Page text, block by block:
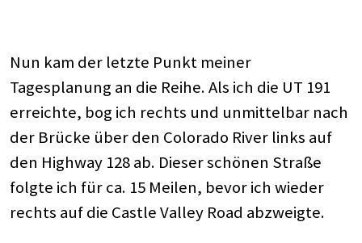
Nun kam der letzte Punkt meiner
Tagesplanung an die Reihe. Als ich die UT 191
erreichte, bog ich rechts und unmittelbar nach
der Brücke über den Colorado River links auf
den Highway 128 ab. Dieser schönen Straße
folgte ich für ca. 15 Meilen, bevor ich wieder
rechts auf die Castle Valley Road abzweigte.